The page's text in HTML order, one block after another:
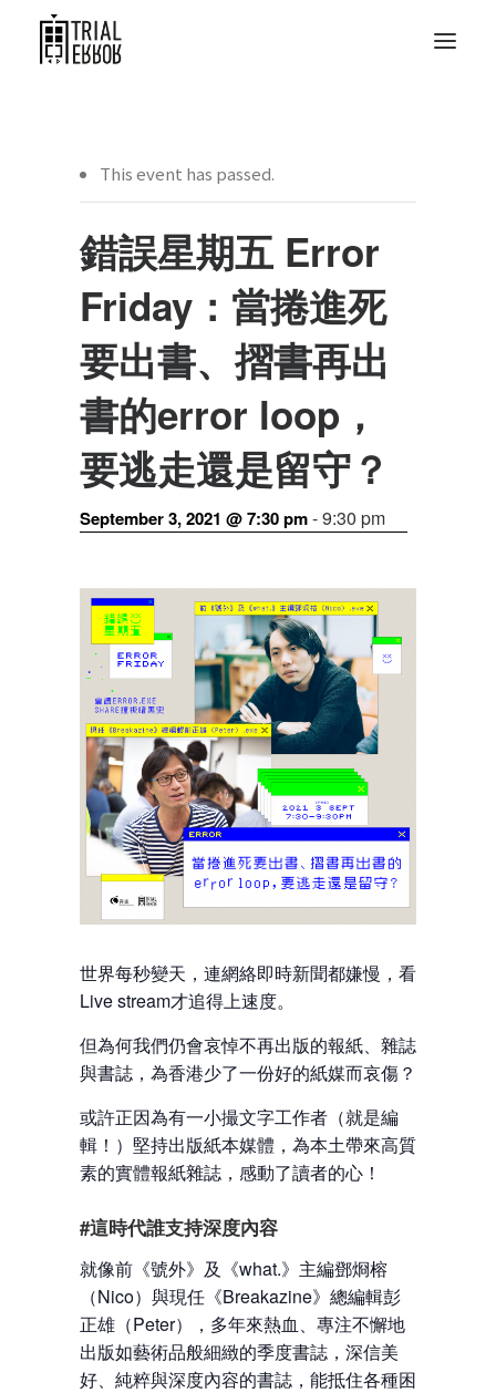
This event has passed.
錯誤星期五 Error
Friday：當捲進死
要出書、摺書再出
書的error loop，
要逃走還是留守？
September 3, 2021 @ 7:30 pm-9:30 pm
世界每秒變天，連網絡即時新聞都嫌慢，看
Live stream才追得上速度。
但為何我們仍會哀悼不再出版的報紙、雜誌
與書誌，為香港少了一份好的紙媒而哀傷？
或許正因為有一小撮文字工作者（就是編
輯！）堅持出版紙本媒體，為本土帶來高質
素的實體報紙雜誌，感動了讀者的心！
#這時代誰支持深度內容
就像前《號外》及《what.》主編鄧烱榕
（Nico）與現任《Breakazine》總編輯彭
正雄（Peter），多年來熱血、專注不懈地
出版如藝術品般細緻的季度書誌，深信美
好、純粹與深度內容的書誌，能抵住各種困